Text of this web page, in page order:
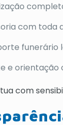
com toda
funerário
e
com